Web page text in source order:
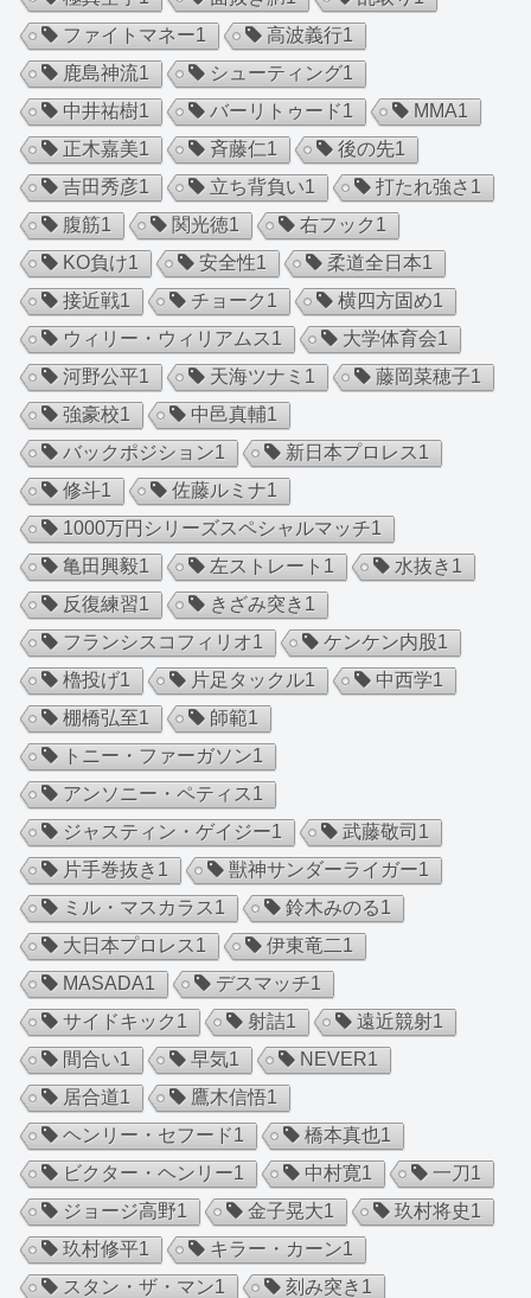
ファイトマネー1 高波義行1
鹿島神流1 シューティング1
中井祐樹1 バーリトゥード1 MMA1
正木嘉美1 斉藤仁1 後の先1
吉田秀彦1 立ち背負い1 打たれ強さ 1
腹筋1 関光徳1 右フック1
KO負け1 安全性1 柔道全日本1
接近戦1 チョーク1 横四方固め1
ウィリー・ウィリアムス1 大学体育会1
河野公平1 天海ツナミ 1 藤岡菜穂子1
強豪校1 中邑真輔1
バックポジション1 新日本プロレス1
修斗1 佐藤ルミナ1
1000万円シリーズスペシャルマッチ1
亀田興毅1 左ストレート 1 水抜き 1
反復練習1 きざみ突き 1
フランシスコフィリオ1 ケンケン内股1
櫓投げ1 片足タックル1 中西学1
棚橋弘至1 師範1
トニー・ファーガソン1
アンソニー・ペティス1
ジャスティン・ゲイジー1 武藤敬司 1
片手巻抜き 1 獣神サンダーライガー1
ミル・マスカラス1 鈴木みのる1
大日本プロレス1 伊東竜二1
MASADA1 デスマッチ1
サイドキック1 射詰1 遠近競射1
間合い1 早気1 NEVER1
居合道1 鷹木信悟1
ヘンリー・セフード1 橋本真也1
ビクター・ヘンリー1 中村寛1 一刀1
ジョージ高野1 金子晃大1 玖村将史1
玖村修平1 キラー・カーン1
スタン・ザ・マン1 刻み突き 1